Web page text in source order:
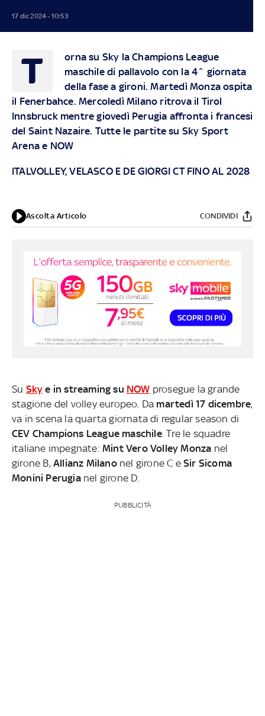
17 dic 2024 - 10:53
T
orna su Sky la Champions League
maschile di pallavolo con la 4^ giornata
della fase a gironi. Martedì Monza ospita
il Fenerbahce. Mercoledì Milano ritrova il Tirol
Innsbruck mentre giovedì Perugia affronta i francesi
del Saint Nazaire. Tutte le partite su Sky Sport
Arena e NOW
ITALVOLLEY, VELASCO E DE GIORGI CT FINO AL 2028
Ascolta Articolo CONDIVIDI
Su Sky e in streaming su NOW prosegue la grande
stagione del volley europeo. Da martedì 17 dicembre,
va in scena la quarta giornata di regular season di
CEV Champions League maschile. Tre le squadre
italiane impegnate: Mint Vero Volley Monza nel
girone B, Allianz Milano nel girone C e Sir Sicoma
Monini Perugia nel girone D.
PUBBLICITÀ